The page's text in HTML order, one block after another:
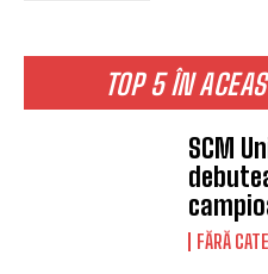
TOP 5 ÎN
SCM
FĂRĂ